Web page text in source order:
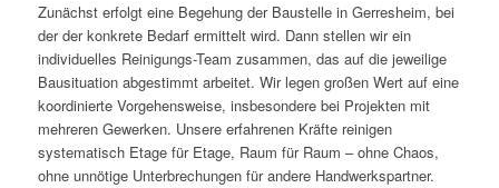
Zunächst erfolgt eine Begehung der Baustelle in Gerresheim, bei
der der konkrete Bedarf ermittelt wird. Dann stellen wir ein
individuelles Reinigungs-Team zusammen, das auf die jeweilige
Bausituation abgestimmt arbeitet. Wir legen großen Wert auf eine
koordinierte Vorgehensweise, insbesondere bei Projekten mit
mehreren Gewerken. Unsere erfahrenen Kräfte reinigen
systematisch Etage für Etage, Raum für Raum – ohne Chaos,
ohne unnötige Unterbrechungen für andere Handwerkspartner.